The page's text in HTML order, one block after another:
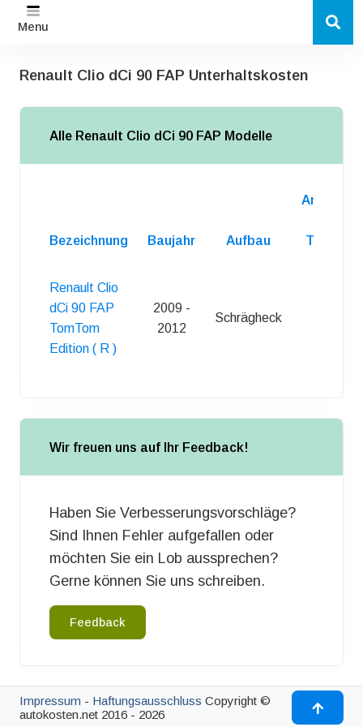
Menu
Renault Clio dCi 90 FAP Unterhaltskosten
Alle Renault Clio dCi 90 FAP Modelle
Bezeichnung Baujahr Aufbau
Anzahl
Turen
Renault Clio
dCi 90 FAP
TomTom
Edition ( R )
2009 -
2012
Schrägheck
Wir freuen uns auf Ihr Feedback!
Haben Sie Verbesserungsvorschläge?
Sind Ihnen Fehler aufgefallen oder
möchten Sie ein Lob aussprechen?
Gerne können Sie uns schreiben.
Feedback
Impressum - Haftungsausschluss Copyright ©
autokosten.net 2016 - 2026